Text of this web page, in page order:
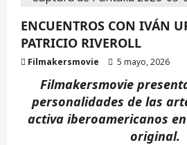
ENCUENTROS CON IVÁN
PATRICIO RIVEROLL
Filmakersmovie 5 mayo, 2026
Filmakersmovie
personalidades de las
activa iberoamericanos
original.